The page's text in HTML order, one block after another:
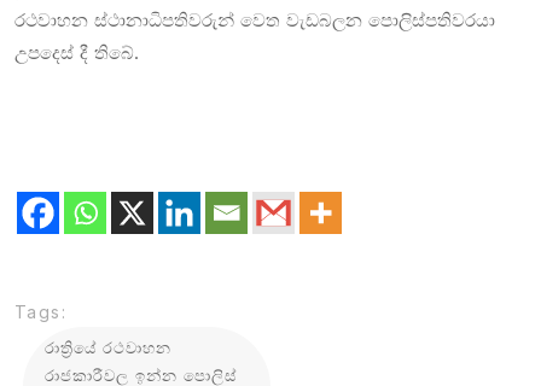
රථවාහන ස්ථානාධිපතිවරුන් වෙත වැඩබලන පොලිස්පතිවරයා
උපදෙස් දී තිබේ.
Tags:
රාත්‍රියේ රථවාහන
රාජකාරීවල ඉන්න පොලිස්